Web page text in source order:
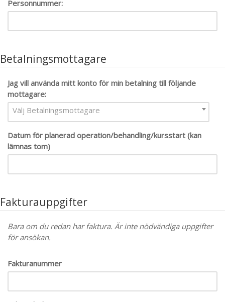
Personnummer:
Betalningsmottagare
Jag vill använda mitt konto för min betalning till följande
mottagare:
Välj Betalningsmottagare
Datum för planerad operation/behandling/kursstart (kan
lämnas tom)
Fakturauppgifter
Bara om du redan har faktura. Är inte nödvändiga uppgifter
för ansökan.
Fakturanummer